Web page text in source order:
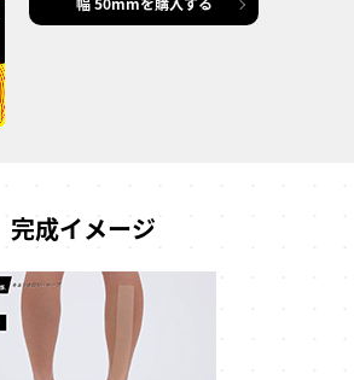
完成イメージ